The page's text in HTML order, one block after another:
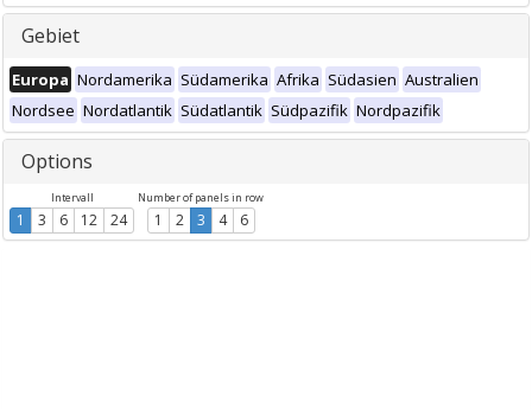
Gebiet
Europa Nordamerika Südamerika Afrika Südasien Australien
Nordsee Nordatlantik Südatlantik Südpazifik Nordpazifik
Options
Intervall
1 3 6 12 24
Number of panels in row
1 2 3 4 6